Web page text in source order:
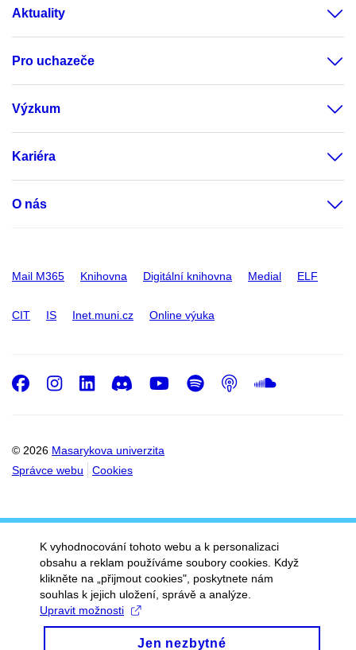
Aktuality
Pro uchazeče
Výzkum
Kariéra
O nás
Mail M365 Knihovna Digitální knihovna Medial ELF
CIT IS Inet.muni.cz Online výuka
© 2026 Masarykova univerzita
Správce webu
Cookies
Facebook
Instagram
LinkedIn
DiscordYoutube
Spotify
Podcast
K vyhodnocování tohoto webu a k personalizaci
obsahu a reklam používáme soubory cookies. Když
klikněte na „přijmout cookies", poskytnete nám
souhlas k jejich uložení, správě a analýze.
Upravit možnosti
Jen nezbytné